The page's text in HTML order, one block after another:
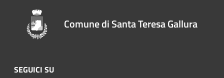
Comune di Santa Teresa Gallura
SEGUICI SU